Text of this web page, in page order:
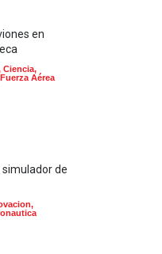
en
Ciencia,
Fuerza Aérea
simulador de
,